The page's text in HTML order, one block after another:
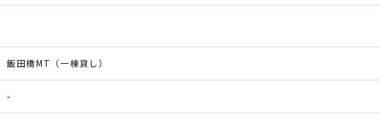
飯田橋MT（一棟貸し）
-